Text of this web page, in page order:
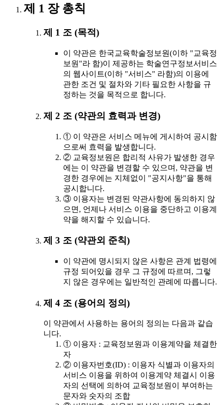
제 1 장 총칙
제 1 조 (목적)
이 약관은 한국교육학술정보원(이하 "교육정
보원"라 함)이 제공하는 학술연구정보서비스
의 웹사이트(이하 "서비스" 라함)의 이용에
관한 조건 및 절차와 기타 필요한 사항을 규
정하는 것을 목적으로 합니다.
제 2 조 (약관의 효력과 변경)
① 이 약관은 서비스 메뉴에 게시하여 공시함
으로써 효력을 발생합니다.
② 교육정보원은 합리적 사유가 발생한 경우
에는 이 약관을 변경할 수 있으며, 약관을 변
경한 경우에는 지체없이 "공지사항"을 통해
공시합니다.
③ 이용자는 변경된 약관사항에 동의하지 않
으면, 언제나 서비스 이용을 중단하고 이용계
약을 해지할 수 있습니다.
제 3 조 (약관외 준칙)
이 약관에 명시되지 않은 사항은 관계 법령에
규정 되어있을 경우 그 규정에 따르며, 그렇
지 않은 경우에는 일반적인 관례에 따릅니다.
제 4 조 (용어의 정의)
이 약관에서 사용하는 용어의 정의는 다음과 같습
니다.
① 이용자 : 교육정보원과 이용계약을 체결한
자
② 이용자번호(ID) : 이용자 식별과 이용자의
서비스 이용을 위하여 이용계약 체결시 이용
자의 선택에 의하여 교육정보원이 부여하는
문자와 숫자의 조합